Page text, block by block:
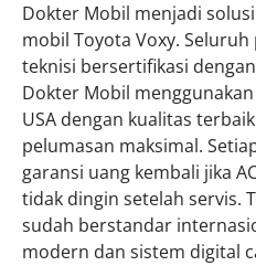
Dokter Mobil menjadi
mobil Toyota Voxy.
teknisi bersertifikasi
Dokter Mobil
USA dengan kualitas
pelumasan maksimal.
garansi uang kembali jika
tidak dingin setelah servis.
sudah berstandar
modern dan sistem digital